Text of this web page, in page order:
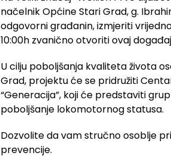
načelnik Općine Stari Grad, g.
odgovorni građanin, izmjeriti
10:00h zvanično otvoriti ovaj
U cilju poboljšanja kvaliteta života
Grad, projektu će se pridružiti
“Generacija”, koji će predstaviti
poboljšanje lokomotornog statusa.
Dozvolite da vam stručno osoblje
prevencije.